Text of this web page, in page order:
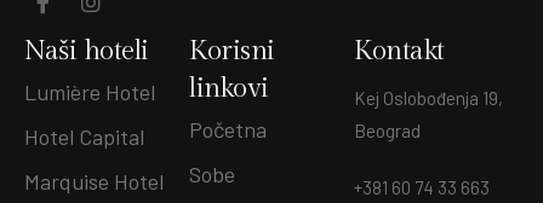
Naši hoteli
Lumière Hotel
Hotel Capital
Marquise Hotel
Korisni
linkovi
Početna
Sobe
Kontakt
Kej Oslobođenja 19,
Beograd
+381 60 74 33 663